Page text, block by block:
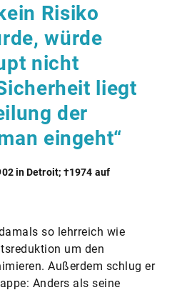
Risiko
würde
nicht
liegt
der
eingeht“
in Detroit; †1974 auf
so lehrreich wie
um den
Außerdem schlug er
Anders als seine